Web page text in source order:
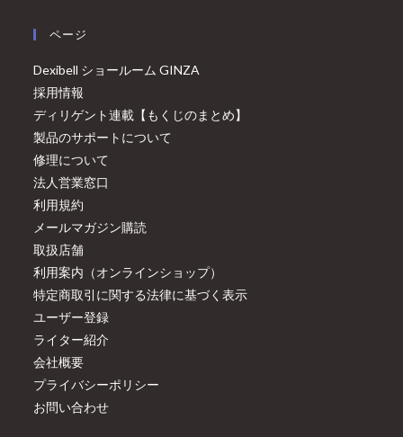
ページ
Dexibell ショールーム GINZA
採用情報
ディリゲント連載【もくじのまとめ】
製品のサポートについて
修理について
法人営業窓口
利用規約
メールマガジン購読
取扱店舗
利用案内（オンラインショップ）
特定商取引に関する法律に基づく表示
ユーザー登録
ライター紹介
会社概要
プライバシーポリシー
お問い合わせ